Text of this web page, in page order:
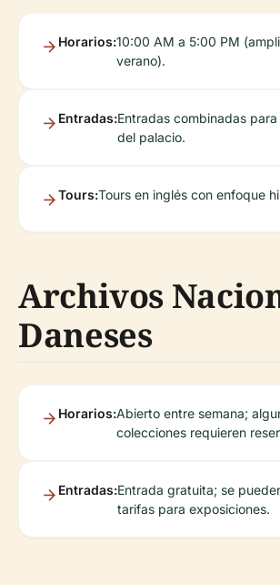
Horarios:10:00 AM a 5:00 PM
verano).
Entradas:Entradas combinadas
del palacio.
Tours:Tours en inglés con enfoque
Archivos
Daneses
Horarios:Abierto entre semana;
colecciones requieren
Entradas:Entrada gratuita; se
tarifas para exposiciones.